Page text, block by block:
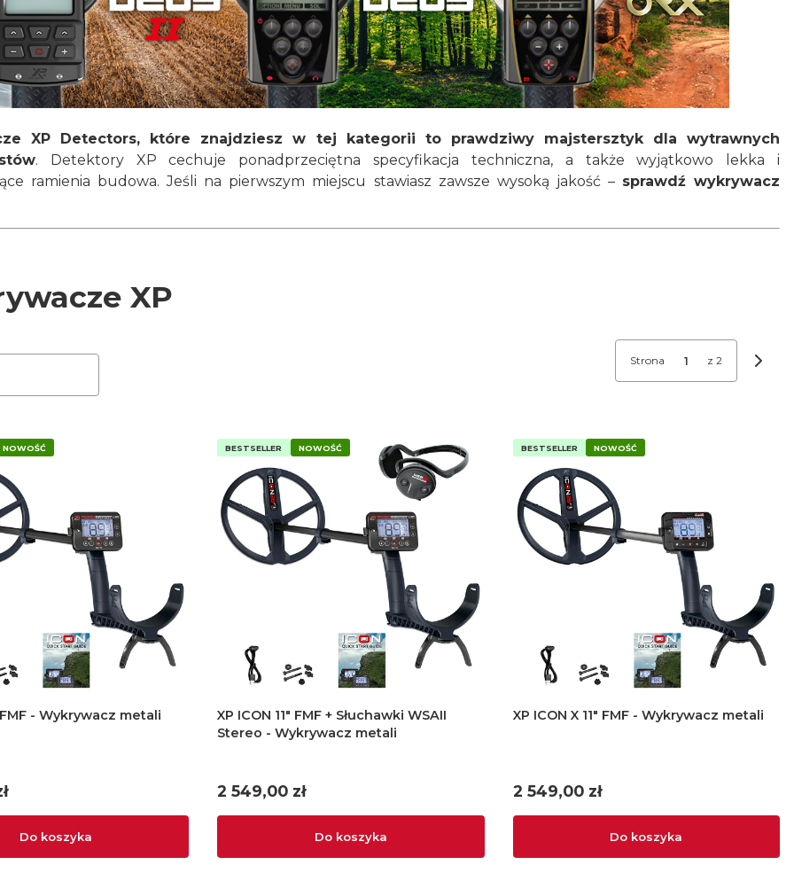
XP Detectors, które znajdziesz w tej kategorii to prawdziwy majstersztyk dla wytrawnych
. Detektory XP cechuje ponadprzeciętna specyfikacja techniczna, a także wyjątkowo lekka i
ramienia budowa. Jeśli na pierwszym miejscu stawiasz zawsze wysoką jakość – sprawdź wykrywacz
XP
Strona z 2
NOWOŚĆ
FMF - Wykrywacz metali
Do koszyka
BESTSELLER NOWOŚĆ
XP ICON 11" FMF + Słuchawki WSAII
Stereo - Wykrywacz metali
Cena
2 549,00 zł
Do koszyka
BESTSELLER NOWOŚĆ
XP ICON X 11" FMF - Wykrywacz metali
Cena
2 549,00 zł
Do koszyka